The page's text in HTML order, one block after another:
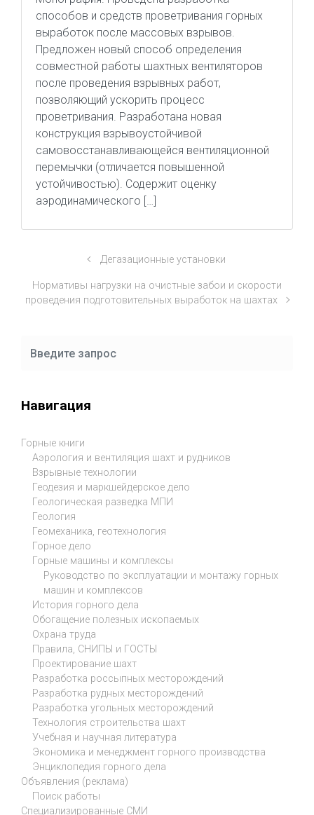
способов и средств проветривания горных
выработок после массовых взрывов.
Предложен новый способ определения
совместной работы шахтных вентиляторов
после проведения взрывных работ,
позволяющий ускорить процесс
проветривания. Разработана новая
конструкция взрывоустойчивой
самовосстанавливающейся вентиляционной
перемычки (отличается повышенной
устойчивостью). Содержит оценку
аэродинамического […]
Дегазационные установки
Нормативы нагрузки на очистные забои и скорости
проведения подготовительных выработок на шахтах
Навигация
Горные книги
Аэрология и вентиляция шахт и рудников
Взрывные технологии
Геодезия и маркшейдерское дело
Геологическая разведка МПИ
Геология
Геомеханика, геотехнология
Горное дело
Горные машины и комплексы
Руководство по эксплуатации и монтажу горных
машин и комплексов
История горного дела
Обогащение полезных ископаемых
Охрана труда
Правила, СНИПЫ и ГОСТЫ
Проектирование шахт
Разработка россыпных месторождений
Разработка рудных месторождений
Разработка угольных месторождений
Технология строительства шахт
Учебная и научная литература
Экономика и менеджмент горного производства
Энциклопедия горного дела
Объявления (реклама)
Поиск работы
Специализированные СМИ